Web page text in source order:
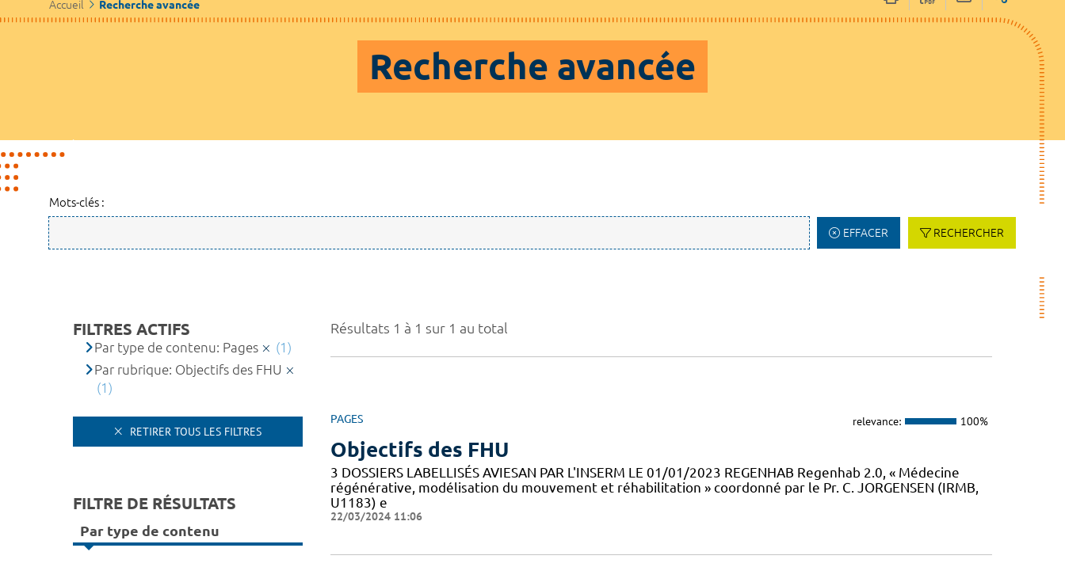
Accueil Recherche avancée
Recherche avancée
Mots-clés :
EFFACER RECHERCHER
Résultats 1 à 1 sur 1 au total
PAGES relevance: 100%
Objectifs des FHU
3 DOSSIERS LABELLISÉS AVIESAN PAR L'INSERM LE 01/01/2023 REGENHAB Regenhab 2.0, « Médecine
régénérative, modélisation du mouvement et réhabilitation » coordonné par le Pr. C. JORGENSEN (IRMB,
U1183) e
22/03/2024 11:06
FILTRES ACTIFS
Par type de contenu: Pages
(1)
Par rubrique: Objectifs des FHU
(1)
RETIRER TOUS LES FILTRES
FILTRE DE RÉSULTATS
Par type de contenu